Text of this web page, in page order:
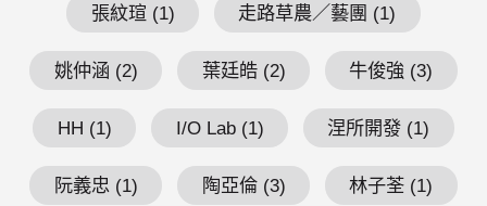
張紋瑄 (1) 走路草農／藝團 (1)
姚仲涵 (2) 葉廷皓 (2) 牛俊強 (3)
HH (1) I/O Lab (1) 涅所開發 (1)
阮義忠 (1) 陶亞倫 (3) 林子荃 (1)